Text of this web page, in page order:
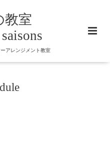
教室
アレンジメント教室